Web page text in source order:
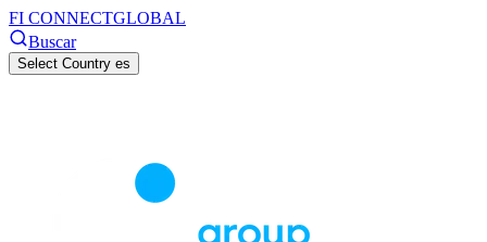
FI CONNECTGLOBAL
Buscar
Select Country es